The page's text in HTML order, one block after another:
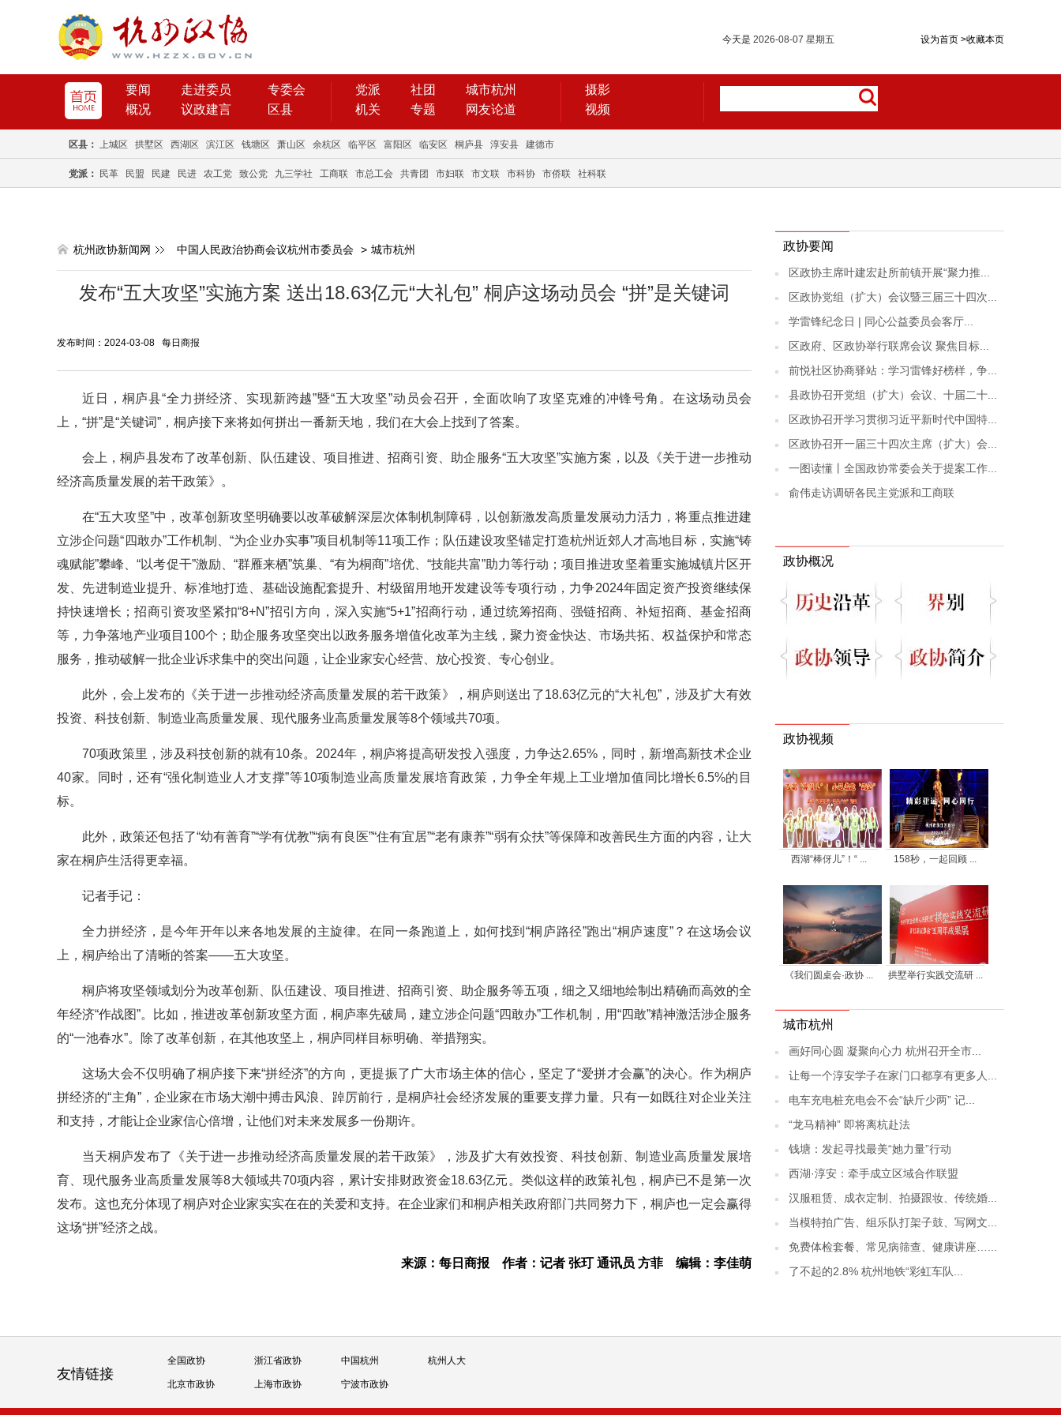
设为首页 >收藏本页
今天是 2026-08-07 星期五
要闻 走进委员
专委会
概况
议政建言 区县
党派 社团
城市杭州
机关
专题 网友论道
摄影
视频
区县： 上城区 拱墅区 西湖区 滨江区 钱塘区 萧山区 余杭区 临平区 富阳区 临安区 桐庐县 淳安县 建德市
党派： 民革 民盟 民建 民进 农工党 致公党 九三学社 工商联 市总工会 共青团 市妇联 市文联 市科协 市侨联 社科联
杭州政协新闻网 中国人民政治协商会议杭州市委员会 > 城市杭州
发布“五大攻坚”实施方案 送出18.63亿元“大礼包” 桐庐这场动员会 “拼”是关键词
发布时间：2024-03-08 每日商报
近日，桐庐县“全力拼经济、实现新跨越”暨“五大攻坚”动员会召开，全面吹响了攻坚克难的冲锋号角。在这场动员会
上，“拼”是“关键词”，桐庐接下来将如何拼出一番新天地，我们在大会上找到了答案。
会上，桐庐县发布了改革创新、队伍建设、项目推进、招商引资、助企服务“五大攻坚”实施方案，以及《关于进一步推动
经济高质量发展的若干政策》。
在“五大攻坚”中，改革创新攻坚明确要以改革破解深层次体制机制障碍，以创新激发高质量发展动力活力，将重点推进建
立涉企问题“四敢办”工作机制、“为企业办实事”项目机制等11项工作；队伍建设攻坚锚定打造杭州近郊人才高地目标，实施“铸
魂赋能”攀峰、“以考促干”激励、“群雁来栖”筑巢、“有为桐商”培优、“技能共富”助力等行动；项目推进攻坚着重实施城镇片区开
发、先进制造业提升、标准地打造、基础设施配套提升、村级留用地开发建设等专项行动，力争2024年固定资产投资继续保
持快速增长；招商引资攻坚紧扣“8+N”招引方向，深入实施“5+1”招商行动，通过统筹招商、强链招商、补短招商、基金招商
等，力争落地产业项目100个；助企服务攻坚突出以政务服务增值化改革为主线，聚力资金快达、市场共拓、权益保护和常态
服务，推动破解一批企业诉求集中的突出问题，让企业家安心经营、放心投资、专心创业。
此外，会上发布的《关于进一步推动经济高质量发展的若干政策》，桐庐则送出了18.63亿元的“大礼包”，涉及扩大有效
投资、科技创新、制造业高质量发展、现代服务业高质量发展等8个领域共70项。
70项政策里，涉及科技创新的就有10条。2024年，桐庐将提高研发投入强度，力争达2.65%，同时，新增高新技术企业
40家。同时，还有“强化制造业人才支撑”等10项制造业高质量发展培育政策，力争全年规上工业增加值同比增长6.5%的目
标。
此外，政策还包括了“幼有善育”“学有优教”“病有良医”“住有宜居”“老有康养”“弱有众扶”等保障和改善民生方面的内容，让大
家在桐庐生活得更幸福。
记者手记：
全力拼经济，是今年开年以来各地发展的主旋律。在同一条跑道上，如何找到“桐庐路径”跑出“桐庐速度”？在这场会议
上，桐庐给出了清晰的答案——五大攻坚。
桐庐将攻坚领域划分为改革创新、队伍建设、项目推进、招商引资、助企服务等五项，细之又细地绘制出精确而高效的全
年经济“作战图”。比如，推进改革创新攻坚方面，桐庐率先破局，建立涉企问题“四敢办”工作机制，用“四敢”精神激活涉企服务
的“一池春水”。除了改革创新，在其他攻坚上，桐庐同样目标明确、举措翔实。
这场大会不仅明确了桐庐接下来“拼经济”的方向，更提振了广大市场主体的信心，坚定了“爱拼才会赢”的决心。作为桐庐
拼经济的“主角”，企业家在市场大潮中搏击风浪、踔厉前行，是桐庐社会经济发展的重要支撑力量。只有一如既往对企业关注
和支持，才能让企业家信心倍增，让他们对未来发展多一份期许。
当天桐庐发布了《关于进一步推动经济高质量发展的若干政策》，涉及扩大有效投资、科技创新、制造业高质量发展培
育、现代服务业高质量发展等8大领域共70项内容，累计安排财政资金18.63亿元。类似这样的政策礼包，桐庐已不是第一次
发布。这也充分体现了桐庐对企业家实实在在的关爱和支持。在企业家们和桐庐相关政府部门共同努力下，桐庐也一定会赢得
这场“拼”经济之战。
来源：每日商报 作者：记者 张玎 通讯员 方菲 编辑：李佳萌
政协要闻
区政协主席叶建宏赴所前镇开展“聚力推...
区政协党组（扩大）会议暨三届三十四次...
学雷锋纪念日 | 同心公益委员会客厅...
区政府、区政协举行联席会议 聚焦目标...
前悦社区协商驿站：学习雷锋好榜样，争...
县政协召开党组（扩大）会议、十届二十...
区政协召开学习贯彻习近平新时代中国特...
区政协召开一届三十四次主席（扩大）会...
一图读懂丨全国政协常委会关于提案工作...
俞伟走访调研各民主党派和工商联
政协概况
政协视频
西湖“棒伢儿”！“ ... 158秒，一起回顾 ...
《我们圆桌会·政协 ... 拱墅举行实践交流研 ...
城市杭州
画好同心圆 凝聚向心力 杭州召开全市...
让每一个淳安学子在家门口都享有更多人...
电车充电桩充电会不会“缺斤少两” 记...
“龙马精神” 即将离杭赴法
钱塘：发起寻找最美“她力量”行动
西湖·淳安：牵手成立区域合作联盟
汉服租赁、成衣定制、拍摄跟妆、传统婚...
当模特拍广告、组乐队打架子鼓、写网文...
免费体检套餐、常见病筛查、健康讲座…...
了不起的2.8% 杭州地铁“彩虹车队...
友情链接
全国政协 浙江省政协 中国杭州 杭州人大
北京市政协 上海市政协 宁波市政协